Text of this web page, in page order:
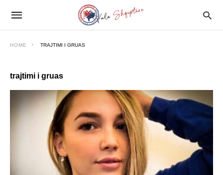
HOME TRAJTIMI I GRUAS
trajtimi i gruas